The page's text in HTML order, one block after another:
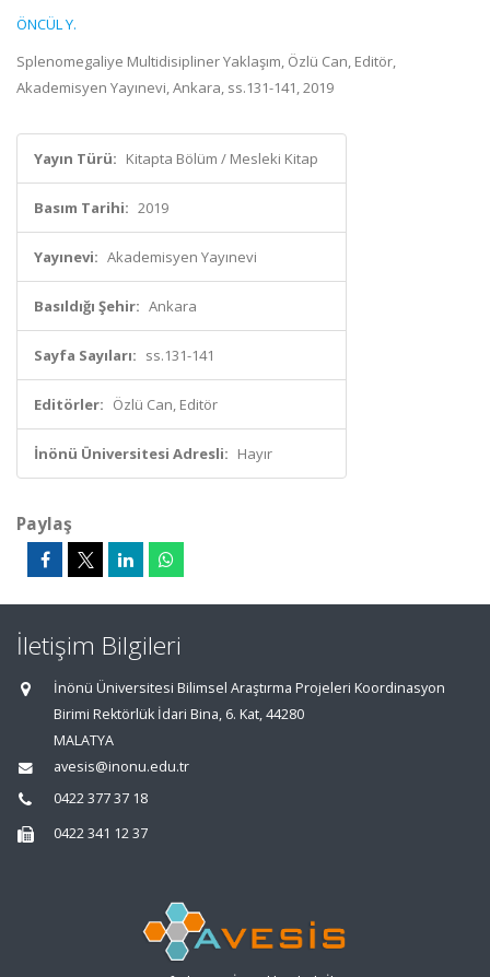
ÖNCÜL Y.
Splenomegaliye Multidisipliner Yaklaşım, Özlü Can, Editör,
Akademisyen Yayınevi, Ankara, ss.131-141, 2019
Yayın Türü: Kitapta Bölüm / Mesleki Kitap
Basım Tarihi: 2019
Yayınevi: Akademisyen Yayınevi
Basıldığı Şehir: Ankara
Sayfa Sayıları: ss.131-141
Editörler: Özlü Can, Editör
İnönü Üniversitesi Adresli: Hayır
Paylaş
İletişim Bilgileri
İnönü Üniversitesi Bilimsel Araştırma Projeleri Koordinasyon
Birimi Rektörlük İdari Bina, 6. Kat, 44280
MALATYA
avesis@inonu.edu.tr
0422 377 37 18
0422 341 12 37